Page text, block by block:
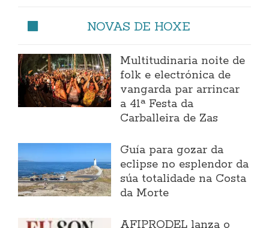
NOVAS DE HOXE
Multitudinaria noite de
folk e electrónica de
vangarda par arrincar
a 41ª Festa da
Carballeira de Zas
Guía para gozar da
eclipse no esplendor da
súa totalidade na Costa
da Morte
AFIPRODEL lanza o